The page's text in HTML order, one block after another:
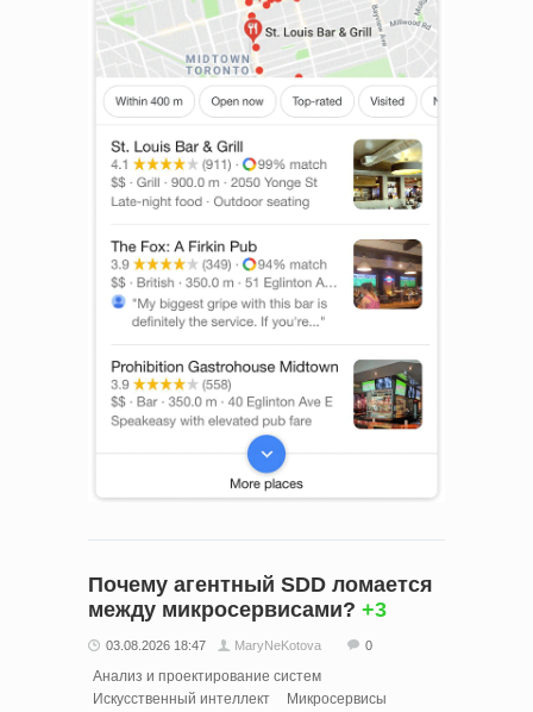
Почему агентный SDD ломается
между микросервисами? +3
03.08.2026 18:47 MaryNeKotova 0
Анализ и проектирование систем
Искусственный интеллект
Микросервисы